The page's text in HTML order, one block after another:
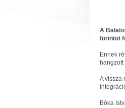
A
forintot
Ennek
A vissza
Bóka